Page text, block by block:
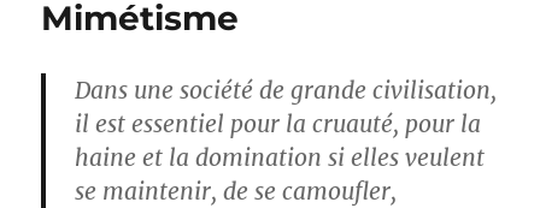
Mimétisme
Dans une société de grande civilisation,
il est essentiel pour la cruauté, pour la
haine et la domination si elles veulent
se maintenir, de se camoufler,